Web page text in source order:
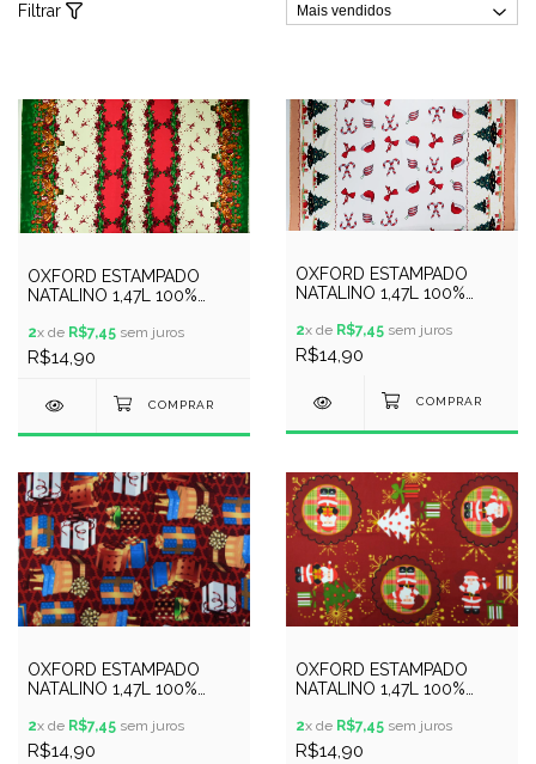
Filtrar
OXFORD ESTAMPADO
NATALINO 1,47L 100%
2x de R$7,45 sem juros
R$14,90
OXFORD ESTAMPADO
NATALINO 1,47L 100%
2x de R$7,45 sem juros
R$14,90
OXFORD ESTAMPADO
NATALINO 1,47L 100%
2x de R$7,45 sem juros
R$14,90
OXFORD ESTAMPADO
NATALINO 1,47L 100%
2x de R$7,45 sem juros
R$14,90